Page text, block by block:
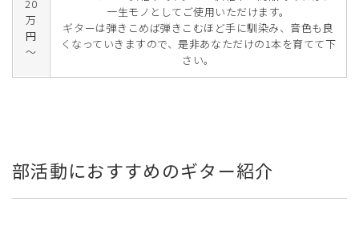
20
万
円
～
一生モノとしてご使用いただけます。
ギターは弾きこめば弾きこむほど手に馴染み、音色も良
くなっていきますので、是非あなただけの1本を育てて下
さい。
部活動におすすめのギター紹介